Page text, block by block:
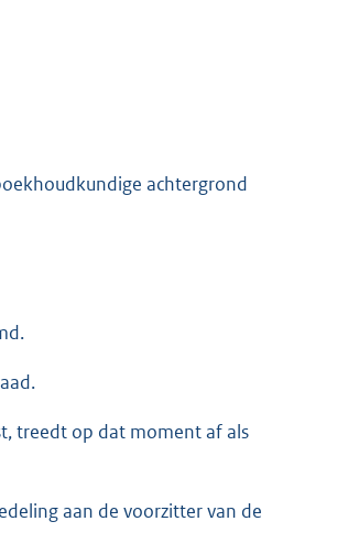
achtergrond
treedt op dat moment af als
aan de voorzitter van de